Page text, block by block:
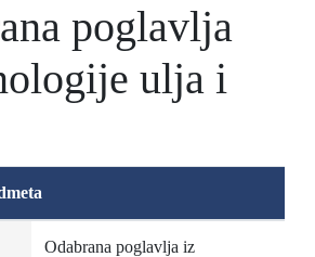
poglavlja
ulja i
Odabrana poglavlja iz